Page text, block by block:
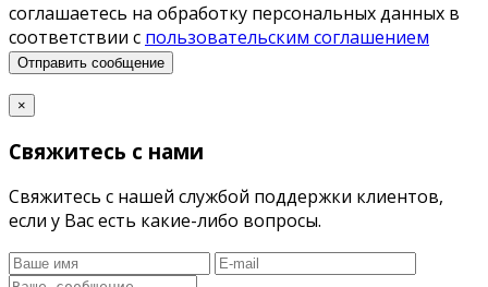
соглашаетесь на обработку персональных данных в
соответствии с пользовательским соглашением
Отправить сообщение
×
Свяжитесь с нами
Свяжитесь с нашей службой поддержки клиентов,
если у Вас есть какие-либо вопросы.